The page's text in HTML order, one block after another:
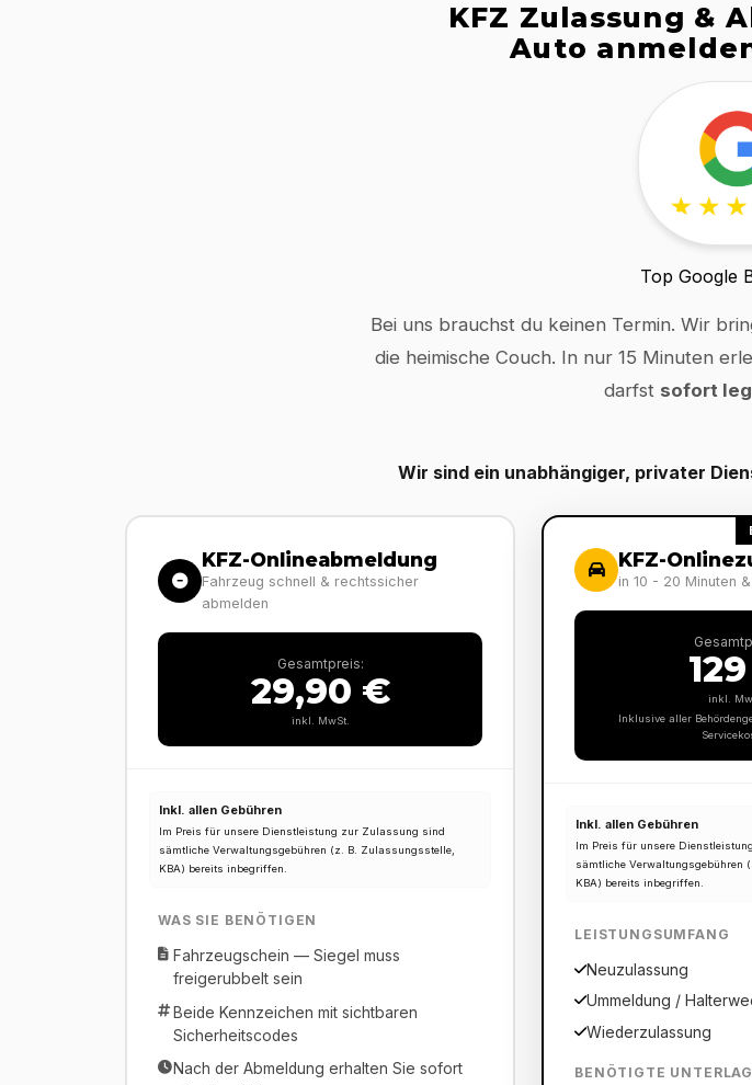
KFZ Zulassung &
Auto
Top Google
Bei uns brauchst du keinen Termin. Wir
die heimische Couch. In nur 15 Minuten
darfst sofort
Wir sind ein unabhängiger, privater
KFZ-Onlineabmeldung
Fahrzeug schnell & rechtssicher
abmelden
Gesamtpreis:
29,90 €
inkl. MwSt.
Inkl. allen Gebühren
Im Preis für unsere Dienstleistung zur Zulassung sind
sämtliche Verwaltungsgebühren (z. B. Zulassungsstelle,
KBA) bereits inbegriffen.
WAS SIE BENÖTIGEN
Fahrzeugschein — Siegel muss
freigerubbelt sein
Beide Kennzeichen mit sichtbaren
Sicherheitscodes
Nach der Abmeldung erhalten Sie sofort
KFZ-
in 10 - 20 Minuten
inkl.
Inklusive aller
Inkl. allen Gebühren
Im Preis für unsere
sämtliche Verwaltungsgebühren
KBA) bereits inbegriffen.
LEISTUNGSUMFANG
Neuzulassung
Ummeldung /
Wiederzulassung
BENÖTIGTE